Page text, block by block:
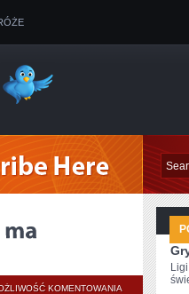
KOMENTOWANIA WIĘKSZA